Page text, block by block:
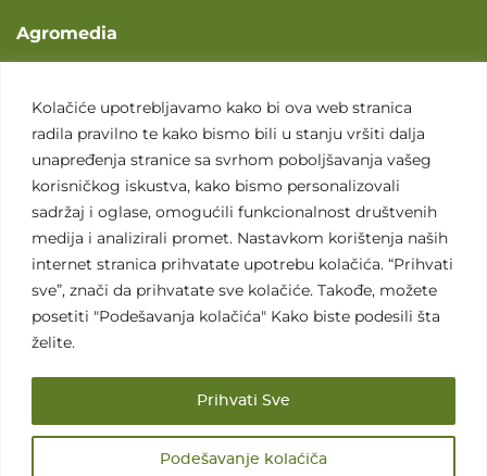
Kolačiće upotrebljavamo kako bi ova web stranica
radila pravilno te kako bismo bili u stanju vršiti dalja
unapređenja stranice sa svrhom poboljšavanja vašeg
korisničkog iskustva, kako bismo personalizovali
sadržaj i oglase, omogućili funkcionalnost društvenih
medija i analizirali promet. Nastavkom korištenja naših
internet stranica prihvatate upotrebu kolačića. “Prihvati
sve”, znači da prihvatate sve kolačiće. Takođe, možete
posetiti "Podešavanja kolačića" Kako biste podesili šta
želite.
Podešavanje kolaćiča
Prihvati Sve
Agromedia
Svet poljoprivrede
Marketing usluge
Tražimo saradnike
Kontakt
Kontakt
Sva prava zadržana. 2007 - 2026. © Agromedia d.o.o.
Uslovi korišćenja
Politika privatnosti